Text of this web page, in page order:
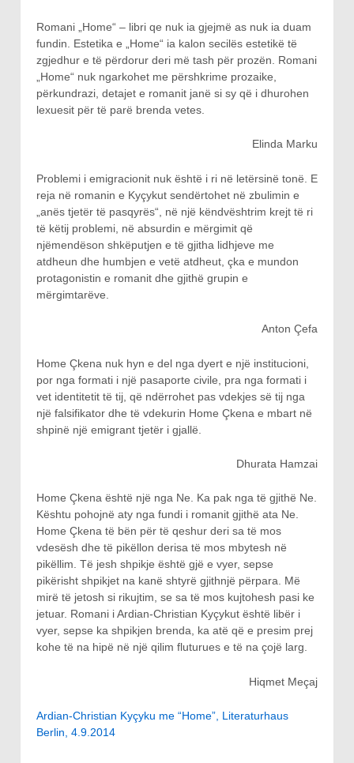
Romani „Home“ – libri qe nuk ia gjejmë as nuk ia duam
fundin. Estetika e „Home“ ia kalon secilës estetikë të
zgjedhur e të përdorur deri më tash për prozën. Romani
„Home“ nuk ngarkohet me përshkrime prozaike,
përkundrazi, detajet e romanit janë si sy që i dhurohen
lexuesit për të parë brenda vetes.
Elinda Marku
Problemi i emigracionit nuk është i ri në letërsinë tonë. E
reja në romanin e Kyçykut sendërtohet në zbulimin e
„anës tjetër të pasqyrës“, në një këndvështrim krejt të ri
të këtij problemi, në absurdin e mërgimit që
njëmendëson shkëputjen e të gjitha lidhjeve me
atdheun dhe humbjen e vetë atdheut, çka e mundon
protagonistin e romanit dhe gjithë grupin e
mërgimtarëve.
Anton Çefa
Home Çkena nuk hyn e del nga dyert e një institucioni,
por nga formati i një pasaporte civile, pra nga formati i
vet identitetit të tij, që ndërrohet pas vdekjes së tij nga
një falsifikator dhe të vdekurin Home Çkena e mbart në
shpinë një emigrant tjetër i gjallë.
Dhurata Hamzai
Home Çkena është një nga Ne. Ka pak nga të gjithë Ne.
Kështu pohojnë aty nga fundi i romanit gjithë ata Ne.
Home Çkena të bën për të qeshur deri sa të mos
vdesësh dhe të pikëllon derisa të mos mbytesh në
pikëllim. Të jesh shpikje është gjë e vyer, sepse
pikërisht shpikjet na kanë shtyrë gjithnjë përpara. Më
mirë të jetosh si rikujtim, se sa të mos kujtohesh pasi ke
jetuar. Romani i Ardian-Christian Kyçykut është libër i
vyer, sepse ka shpikjen brenda, ka atë që e presim prej
kohe të na hipë në një qilim fluturues e të na çojë larg.
Hiqmet Meçaj
Ardian-Christian Kyçyku me “Home”, Literaturhaus
Berlin, 4.9.2014